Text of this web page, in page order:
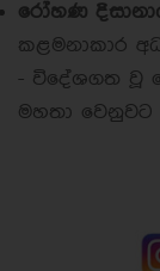
රෝහණ
කළමනාකාර
- විදේශගත වූ
මහතා